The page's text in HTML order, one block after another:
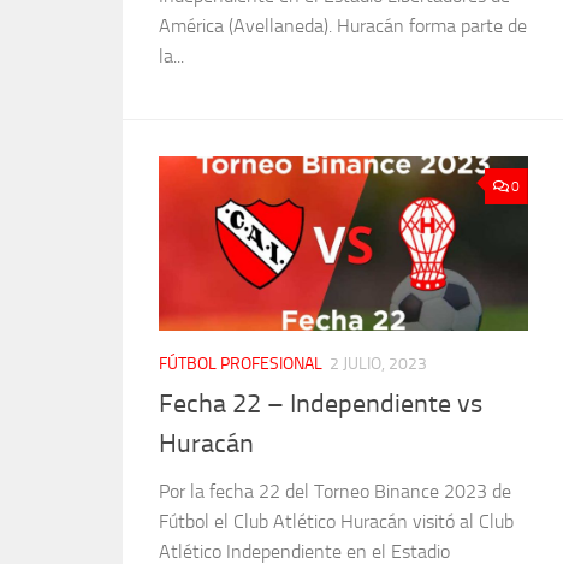
América (Avellaneda). Huracán forma parte de
la...
0
FÚTBOL PROFESIONAL 2 JULIO, 2023
Fecha 22 – Independiente vs
Huracán
Por la fecha 22 del Torneo Binance 2023 de
Fútbol el Club Atlético Huracán visitó al Club
Atlético Independiente en el Estadio